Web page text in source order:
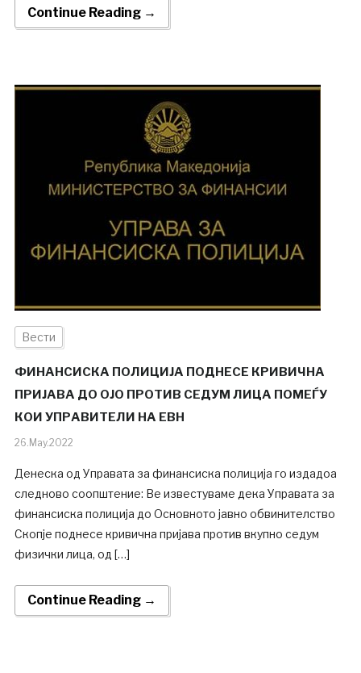
Continue Reading →
Вести
ФИНАНСИСКА ПОЛИЦИЈА ПОДНЕСЕ КРИВИЧНА
ПРИЈАВА ДО ОЈО ПРОТИВ СЕДУМ ЛИЦА ПОМЕЃУ
КОИ УПРАВИТЕЛИ НА ЕВН
26.May.2022
Денеска од Управата за финансиска полиција го издадоа
следново соопштение: Ве известуваме дека Управата за
финансиска полиција до Основното јавно обвинителство
Скопје поднесе кривична пријава против вкупно седум
физички лица, од […]
Continue Reading →